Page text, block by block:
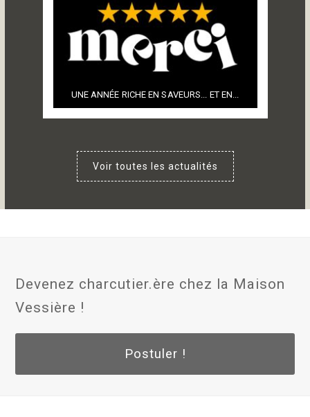
UNE ANNÉE RICHE EN SAVEURS... ET EN...
Voir toutes les actualités
Devenez charcutier.ère chez la Maison
Vessière !
Postuler !